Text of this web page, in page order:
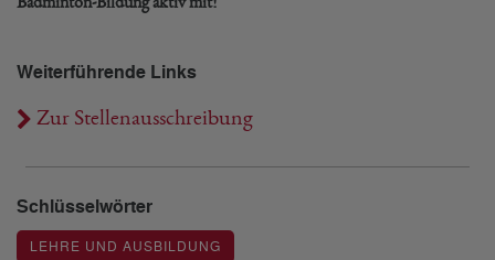
Weiterführende Links
Zur Stellenausschreibung
Schlüsselwörter
LEHRE UND AUSBILDUNG